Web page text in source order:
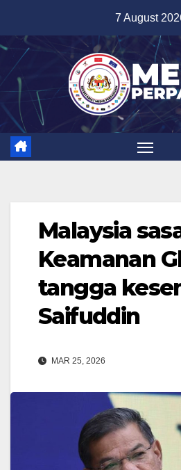
content
7 August
Malaysia
Keamanan
tangga
Saifuddin
MAR 25, 2026